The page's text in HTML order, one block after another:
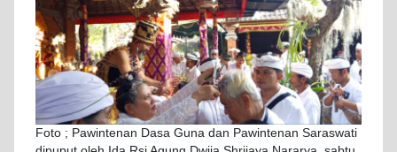
Foto ; Pawintenan Dasa Guna dan Pawintenan Saraswati